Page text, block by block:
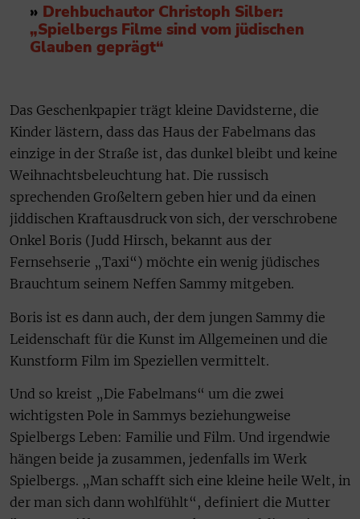
» Drehbuchautor Christoph Silber:
„Spielbergs Filme sind vom jüdischen
Glauben geprägt“
Das Geschenkpapier trägt kleine Davidsterne, die
Kinder lästern, dass das Haus der Fabelmans das
einzige in der Straße ist, das dunkel bleibt und keine
Weihnachtsbeleuchtung hat. Die russisch
sprechenden Großeltern geben hier und da einen
jiddischen Kraftausdruck von sich, der verschrobene
Onkel Boris (Judd Hirsch, bekannt aus der
Fernsehserie „Taxi“) möchte ein wenig jüdisches
Brauchtum seinem Neffen Sammy mitgeben.
Boris ist es dann auch, der dem jungen Sammy die
Leidenschaft für die Kunst im Allgemeinen und die
Kunstform Film im Speziellen vermittelt.
Und so kreist „Die Fabelmans“ um die zwei
wichtigsten Pole in Sammys beziehungweise
Spielbergs Leben: Familie und Film. Und irgendwie
hängen beide ja zusammen, jedenfalls im Werk
Spielbergs. „Man schafft sich eine kleine heile Welt, in
der man sich dann wohlfühlt“, definiert die Mutter